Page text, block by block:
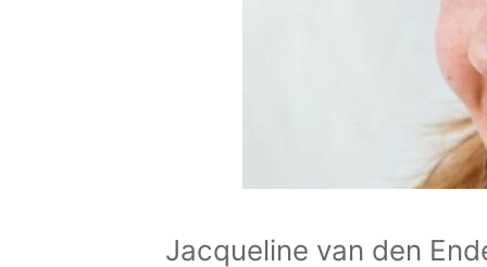
Jacqueline van den